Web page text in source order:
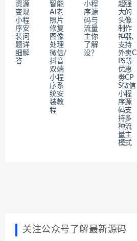
资源
变现
小程
序安
装问
题详
细解
答
智能
AI老
照片
修复
图像
处理
微信/
抖音
双端
小程
序系
统安
装教
程
​小程
序源
码与
流量
主你
了解
没？
超强
大的
头像
制作
神器,
支持
外卖C
PS等
优惠
劵CP
S微信
小程
序源
码支
持多
种流
量主
模式
关注公众号了解最新源码